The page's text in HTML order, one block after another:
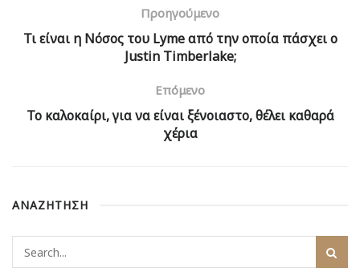
Προηγούμενο
Τι είναι η Νόσος του Lyme από την οποία πάσχει ο
Justin Timberlake;
Επόμενο
Το καλοκαίρι, για να είναι ξένοιαστο, θέλει καθαρά
χέρια
ΑΝΑΖΗΤΗΣΗ